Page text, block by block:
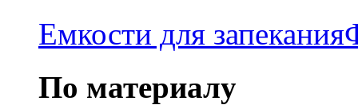
Емкости для запекания
По материалу